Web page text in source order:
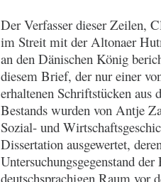
Der Verfasser dieser Zeilen,
im Streit mit der Altonaer
an den Dänischen König
diesem Brief, der nur einer
erhaltenen Schriftstücken
Bestands wurden von Antje
Sozial- und
Dissertation ausgewertet,
Untersuchungsgegenstand
deutschsprachigen Raum vor